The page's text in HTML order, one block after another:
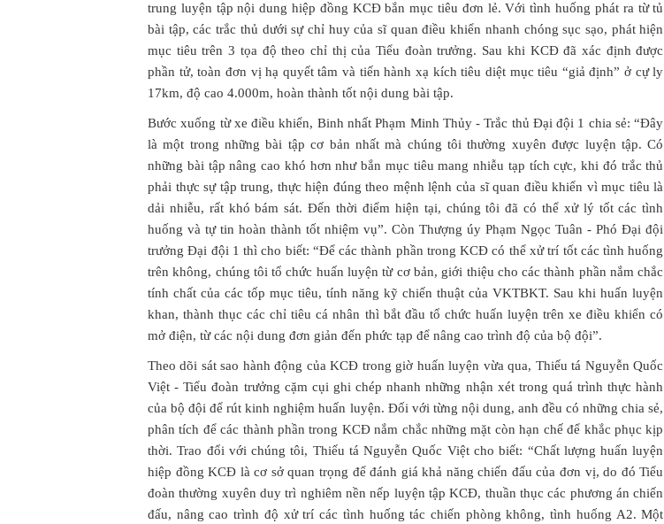
trung luyện tập nội dung hiệp đồng KCĐ bắn mục tiêu đơn lẻ. Với tình huống phát ra từ tủ
bài tập, các trắc thủ dưới sự chỉ huy của sĩ quan điều khiển nhanh chóng sục sạo, phát hiện
mục tiêu trên 3 tọa độ theo chỉ thị của Tiểu đoàn trưởng. Sau khi KCĐ đã xác định được
phần tử, toàn đơn vị hạ quyết tâm và tiến hành xạ kích tiêu diệt mục tiêu “giả định” ở cự ly
17km, độ cao 4.000m, hoàn thành tốt nội dung bài tập.
Bước xuống từ xe điều khiển, Binh nhất Phạm Minh Thủy - Trắc thủ Đại đội 1 chia sẻ: “Đây
là một trong những bài tập cơ bản nhất mà chúng tôi thường xuyên được luyện tập. Có
những bài tập nâng cao khó hơn như bắn mục tiêu mang nhiễu tạp tích cực, khi đó trắc thủ
phải thực sự tập trung, thực hiện đúng theo mệnh lệnh của sĩ quan điều khiển vì mục tiêu là
dải nhiễu, rất khó bám sát. Đến thời điểm hiện tại, chúng tôi đã có thể xử lý tốt các tình
huống và tự tin hoàn thành tốt nhiệm vụ”. Còn Thượng úy Phạm Ngọc Tuân - Phó Đại đội
trưởng Đại đội 1 thì cho biết: “Để các thành phần trong KCĐ có thể xử trí tốt các tình huống
trên không, chúng tôi tổ chức huấn luyện từ cơ bản, giới thiệu cho các thành phần nắm chắc
tính chất của các tốp mục tiêu, tính năng kỹ chiến thuật của VKTBKT. Sau khi huấn luyện
khan, thành thục các chỉ tiêu cá nhân thì bắt đầu tổ chức huấn luyện trên xe điều khiển có
mở điện, từ các nội dung đơn giản đến phức tạp để nâng cao trình độ của bộ đội”.
Theo dõi sát sao hành động của KCĐ trong giờ huấn luyện vừa qua, Thiếu tá Nguyễn Quốc
Việt - Tiểu đoàn trưởng cặm cụi ghi chép nhanh những nhận xét trong quá trình thực hành
của bộ đội để rút kinh nghiệm huấn luyện. Đối với từng nội dung, anh đều có những chia sẻ,
phân tích để các thành phần trong KCĐ nắm chắc những mặt còn hạn chế để khắc phục kịp
thời. Trao đổi với chúng tôi, Thiếu tá Nguyễn Quốc Việt cho biết: “Chất lượng huấn luyện
hiệp đồng KCĐ là cơ sở quan trọng để đánh giá khả năng chiến đấu của đơn vị, do đó Tiểu
đoàn thường xuyên duy trì nghiêm nền nếp luyện tập KCĐ, thuần thục các phương án chiến
đấu, nâng cao trình độ xử trí các tình huống tác chiến phòng không, tình huống A2. Một